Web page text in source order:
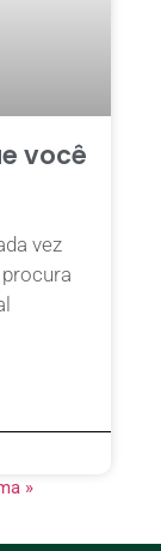
você
vez
»